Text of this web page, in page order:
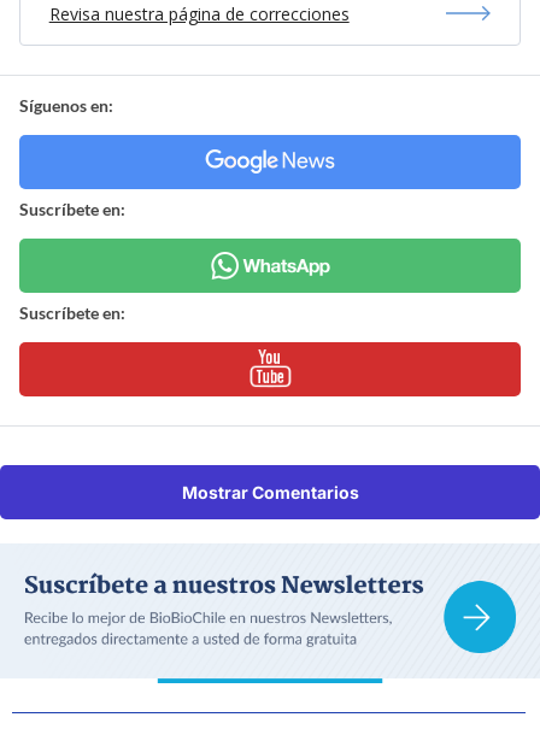
Revisa nuestra página de correcciones
Síguenos en:
Suscríbete en:
Suscríbete en:
Mostrar Comentarios